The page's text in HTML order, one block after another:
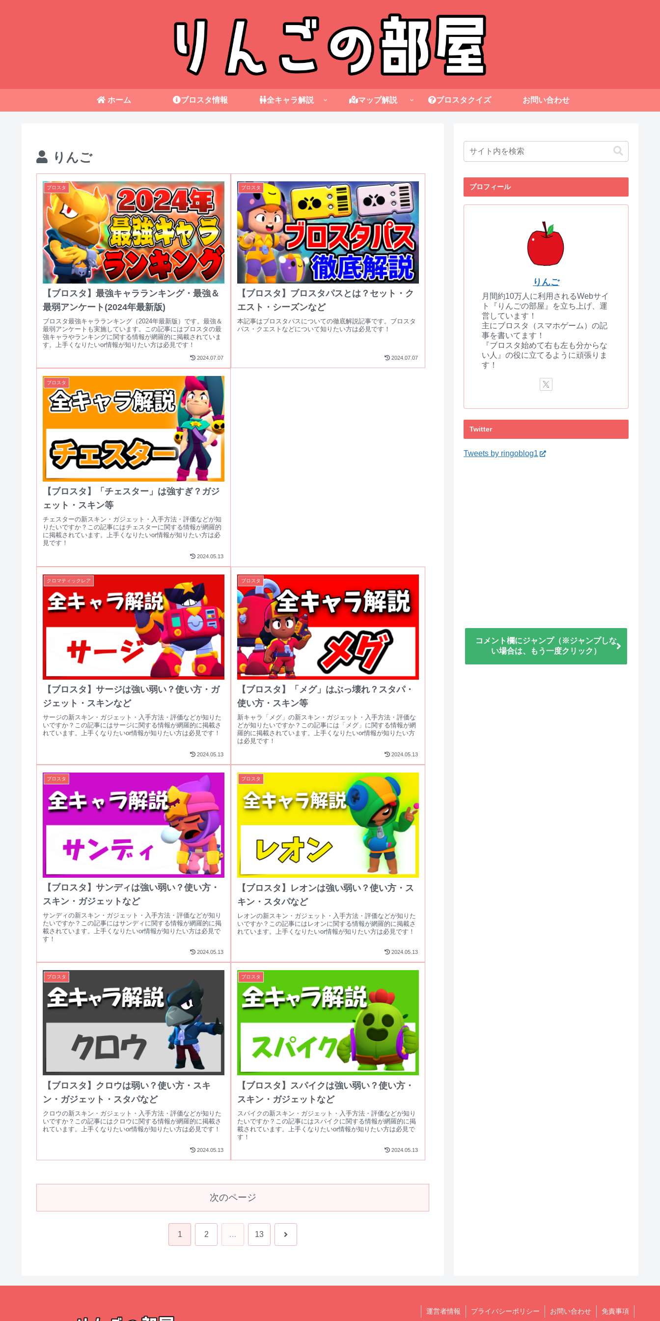
ホーム ブロスタ情報 全キャラ解説 マップ解説 ブロスタクイズ お問い合わせ
りんご
ブロスタ
【ブロスタ】最強キャラランキング・最強＆
最弱アンケート(2024年最新版)
ブロスタ最強キャラランキング（2024年最新版）です。最強＆
最弱アンケートも実施しています。この記事にはブロスタの最
強キャラやランキングに関する情報が網羅的に掲載されていま
す。上手くなりたいor情報が知りたい方は必見です！
2024.07.07
ブロスタ
【ブロスタ】ブロスタパスとは？セット・ク
エスト・シーズンなど
本記事はブロスタパスについての徹底解説記事です。ブロスタ
パス・クエストなどについて知りたい方は必見です！
2024.07.07
ブロスタ
【ブロスタ】「チェスター」は強すぎ？ガジ
ェット・スキン等
チェスターの新スキン・ガジェット・入手方法・評価などが知
りたいですか？この記事にはチェスターに関する情報が網羅的
に掲載されています。上手くなりたいor情報が知りたい方は必
見です！
2024.05.13
クロマティックレア
【ブロスタ】サージは強い弱い？使い方・ガ
ジェット・スキンなど
サージの新スキン・ガジェット・入手方法・評価などが知りた
いですか？この記事にはサージに関する情報が網羅的に掲載さ
れています。上手くなりたいor情報が知りたい方は必見です！
2024.05.13
ブロスタ
【ブロスタ】「メグ」はぶっ壊れ？スタパ・
使い方・スキン等
新キャラ「メグ」の新スキン・ガジェット・入手方法・評価な
どが知りたいですか？この記事には「メグ」に関する情報が網
羅的に掲載されています。上手くなりたいor情報が知りたい方
は必見です！
2024.05.13
ブロスタ
【ブロスタ】サンディは強い弱い？使い方・
スキン・ガジェットなど
サンディの新スキン・ガジェット・入手方法・評価などが知り
たいですか？この記事にはサンディに関する情報が網羅的に掲
載されています。上手くなりたいor情報が知りたい方は必見で
す！
2024.05.13
ブロスタ
【ブロスタ】レオンは強い弱い？使い方・ス
キン・スタパなど
レオンの新スキン・ガジェット・入手方法・評価などが知りた
いですか？この記事にはレオンに関する情報が網羅的に掲載さ
れています。上手くなりたいor情報が知りたい方は必見です！
2024.05.13
ブロスタ
【ブロスタ】クロウは弱い？使い方・スキ
ン・ガジェット・スタパなど
クロウの新スキン・ガジェット・入手方法・評価などが知りた
いですか？この記事にはクロウに関する情報が網羅的に掲載さ
れています。上手くなりたいor情報が知りたい方は必見です！
2024.05.13
ブロスタ
【ブロスタ】スパイクは強い弱い？使い方・
スキン・ガジェットなど
スパイクの新スキン・ガジェット・入手方法・評価などが知り
たいですか？この記事にはスパイクに関する情報が網羅的に掲
載されています。上手くなりたいor情報が知りたい方は必見で
す！
2024.05.13
次のページ
1 2 … 13 次
プロフィール
りんご
月間約10万人に利用されるWebサイ
ト『りんごの部屋』を立ち上げ、運
営しています！
主にブロスタ（スマホゲーム）の記
事を書いてます！
『ブロスタ始めて右も左も分からな
い人』の役に立てるように頑張りま
す！
Twitter
Tweets by ringoblog1
コメント欄にジャンプ（※ジャンプしな
い場合は、もう一度クリック）
運営者情報 プライバシーポリシー お問い合わせ 免責事項